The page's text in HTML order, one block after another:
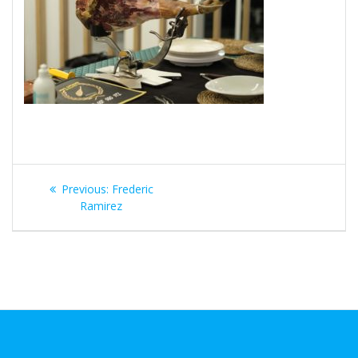
Navegación
Previous: Previous
post:
Frederic
Ramirez